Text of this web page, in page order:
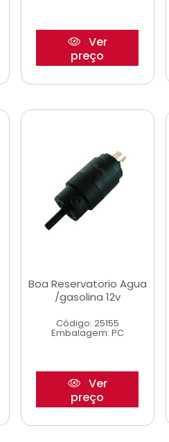
Ver
preço
Boa Reservatorio Agua
/gasolina 12v
Código: 25155
Embalagem: PC
Ver
preço